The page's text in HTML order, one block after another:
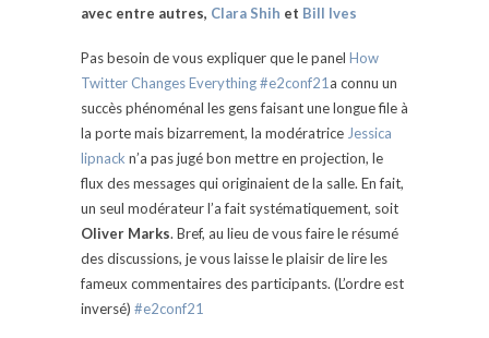
avec entre autres, Clara Shih et Bill Ives
Pas besoin de vous expliquer que le panel How
Twitter Changes Everything #e2conf21a connu un
succès phénoménal les gens faisant une longue file à
la porte mais bizarrement, la modératrice Jessica
lipnack n’a pas jugé bon mettre en projection, le
flux des messages qui originaient de la salle. En fait,
un seul modérateur l’a fait systématiquement, soit
Oliver Marks. Bref, au lieu de vous faire le résumé
des discussions, je vous laisse le plaisir de lire les
fameux commentaires des participants. (L’ordre est
inversé) #e2conf21